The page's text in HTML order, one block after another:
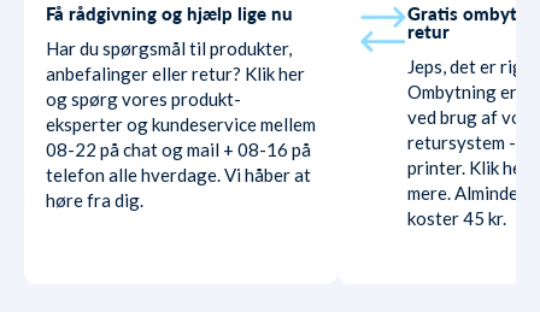
Få rådgivning og hjælp lige nu
Har du spørgsmål til produkter,
anbefalinger eller retur? Klik her
og spørg vores produkt-
eksperter og kundeservice mellem
08-22 på chat og mail + 08-16 på
telefon alle hverdage. Vi håber at
høre fra dig.
Gratis
retur
Jeps, det er
Ombytning er
ved brug af
retursystem -
printer. Klik her
mere.
koster 45 kr.